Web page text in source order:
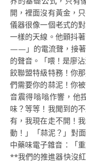
開，裡面沒有黃金，
儀器很像一個老式的
一樣的天線。他顫抖
——」的電流聲，接著
的聲音。「喂！是廖
餃聯盟特級特務！你
們需要你的蒜泥！你
音震得嗡嗡作響，他
味？等等！我聞到的
有，我現在走不開！
動！」「蒜泥？」對
中藥味電子雜音：「
**我們的推進器快沒